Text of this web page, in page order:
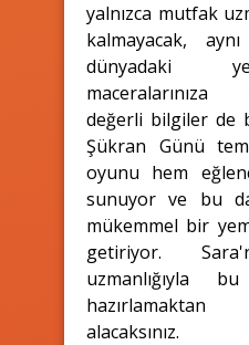
yalnızca mutfak
kalmayacak,
dünyadaki
maceralarınıza
değerli bilgiler de
Şükran Günü
oyunu hem
sunuyor ve bu
mükemmel bir
getiriyor.
uzmanlığıyla
alacaksınız.